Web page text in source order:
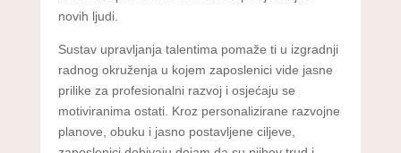
novih ljudi.
Sustav upravljanja talentima pomaže ti u izgradnji
radnog okruženja u kojem zaposlenici vide jasne
prilike za profesionalni razvoj i osjećaju se
motiviranima ostati. Kroz personalizirane razvojne
planove, obuku i jasno postavljene ciljeve,